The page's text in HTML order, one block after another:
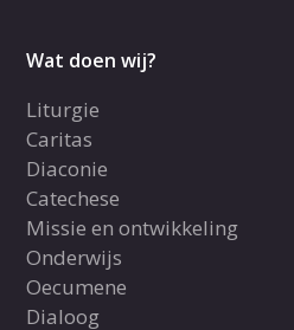
Wat doen wij?
Liturgie
Caritas
Diaconie
Catechese
Missie en ontwikkeling
Onderwijs
Oecumene
Dialoog